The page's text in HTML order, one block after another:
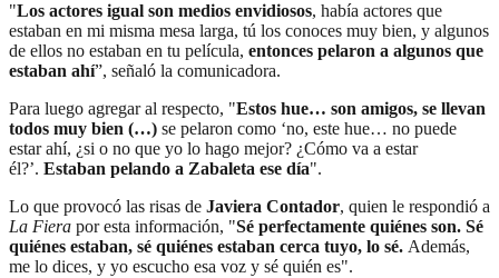
"Los actores igual son medios envidiosos, había actores que
estaban en mi misma mesa larga, tú los conoces muy bien, y algunos
de ellos no estaban en tu película, entonces pelaron a algunos que
estaban ahí”, señaló la comunicadora.
Para luego agregar al respecto, "Estos hue… son amigos, se llevan
todos muy bien (…) se pelaron como ‘no, este hue… no puede
estar ahí, ¿si o no que yo lo hago mejor? ¿Cómo va a estar
él?’. Estaban pelando a Zabaleta ese día".
Lo que provocó las risas de Javiera Contador, quien le respondió a
La Fiera por esta información, "Sé perfectamente quiénes son. Sé
quiénes estaban, sé quiénes estaban cerca tuyo, lo sé. Además,
me lo dices, y yo escucho esa voz y sé quién es".